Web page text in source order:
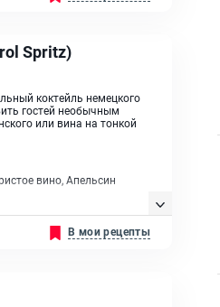
Spritz)
коктейль немецкого
гостей необычным
или вина на тонкой
вино, Апельсин
В мои рецепты